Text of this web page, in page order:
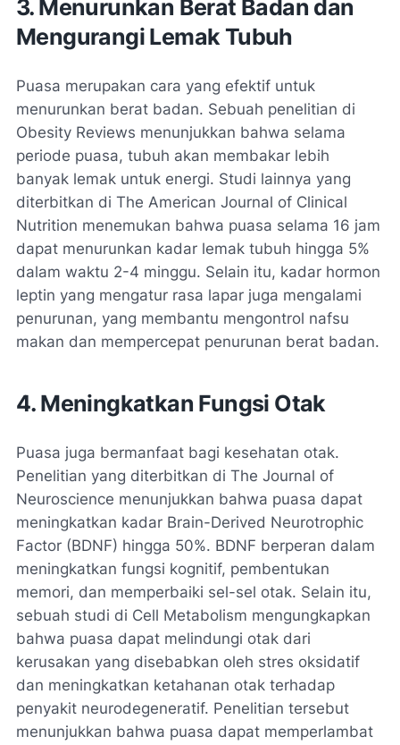
3. Menurunkan Berat Badan dan
Mengurangi Lemak Tubuh
Puasa merupakan cara yang efektif untuk
menurunkan berat badan. Sebuah penelitian di
Obesity Reviews menunjukkan bahwa selama
periode puasa, tubuh akan membakar lebih
banyak lemak untuk energi. Studi lainnya yang
diterbitkan di The American Journal of Clinical
Nutrition menemukan bahwa puasa selama 16 jam
dapat menurunkan kadar lemak tubuh hingga 5%
dalam waktu 2-4 minggu. Selain itu, kadar hormon
leptin yang mengatur rasa lapar juga mengalami
penurunan, yang membantu mengontrol nafsu
makan dan mempercepat penurunan berat badan.
4. Meningkatkan Fungsi Otak
Puasa juga bermanfaat bagi kesehatan otak.
Penelitian yang diterbitkan di The Journal of
Neuroscience menunjukkan bahwa puasa dapat
meningkatkan kadar Brain-Derived Neurotrophic
Factor (BDNF) hingga 50%. BDNF berperan dalam
meningkatkan fungsi kognitif, pembentukan
memori, dan memperbaiki sel-sel otak. Selain itu,
sebuah studi di Cell Metabolism mengungkapkan
bahwa puasa dapat melindungi otak dari
kerusakan yang disebabkan oleh stres oksidatif
dan meningkatkan ketahanan otak terhadap
penyakit neurodegeneratif. Penelitian tersebut
menunjukkan bahwa puasa dapat memperlambat